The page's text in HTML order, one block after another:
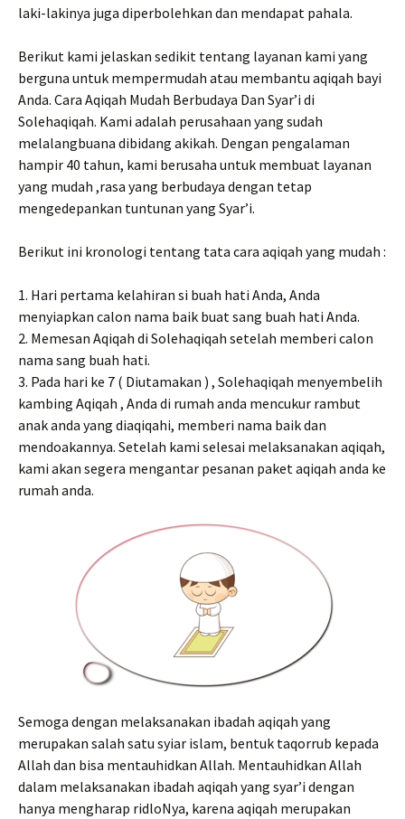
laki-lakinya juga diperbolehkan dan mendapat pahala.
Berikut kami jelaskan sedikit tentang layanan kami yang
berguna untuk mempermudah atau membantu aqiqah bayi
Anda. Cara Aqiqah Mudah Berbudaya Dan Syar’i di
Solehaqiqah. Kami adalah perusahaan yang sudah
melalangbuana dibidang akikah. Dengan pengalaman
hampir 40 tahun, kami berusaha untuk membuat layanan
yang mudah ,rasa yang berbudaya dengan tetap
mengedepankan tuntunan yang Syar’i.
Berikut ini kronologi tentang tata cara aqiqah yang mudah :
1. Hari pertama kelahiran si buah hati Anda, Anda
menyiapkan calon nama baik buat sang buah hati Anda.
2. Memesan Aqiqah di Solehaqiqah setelah memberi calon
nama sang buah hati.
3. Pada hari ke 7 ( Diutamakan ) , Solehaqiqah menyembelih
kambing Aqiqah , Anda di rumah anda mencukur rambut
anak anda yang diaqiqahi, memberi nama baik dan
mendoakannya. Setelah kami selesai melaksanakan aqiqah,
kami akan segera mengantar pesanan paket aqiqah anda ke
rumah anda.
Semoga dengan melaksanakan ibadah aqiqah yang
merupakan salah satu syiar islam, bentuk taqorrub kepada
Allah dan bisa mentauhidkan Allah. Mentauhidkan Allah
dalam melaksanakan ibadah aqiqah yang syar’i dengan
hanya mengharap ridloNya, karena aqiqah merupakan